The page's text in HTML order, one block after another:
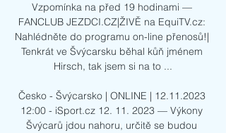
Vzpomínka na před 19 hodinami —
FANCLUB JEZDCI.CZ|ŽIVĚ na EquiTV.cz:
Nahlédněte do programu on-line přenosů!|
Tenkrát ve Švýcarsku běhal kůň jménem
Hirsch, tak jsem si na to ...
Česko - Švýcarsko | ONLINE | 12.11.2023
12:00 - iSport.cz 12. 11. 2023 — Výkony
Švýcarů jdou nahoru, určitě se budou